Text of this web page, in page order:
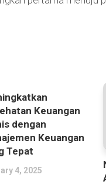
Keuangan
dengan
Keuangan
Tepat
4, 2025